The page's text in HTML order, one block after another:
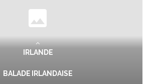
IRLANDE
BALADE IRLANDAISE